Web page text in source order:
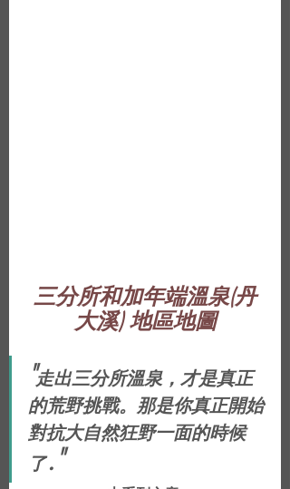
三分所和加年端溫泉(丹
大溪) 地區地圖
"走出三分所溫泉，才是真正
的荒野挑戰。那是你真正開始
對抗大自然狂野一面的時候
了."